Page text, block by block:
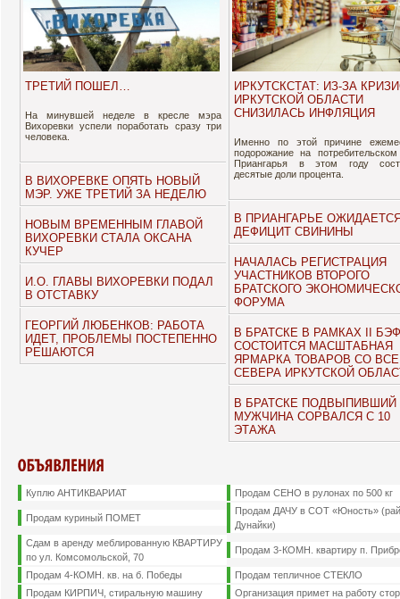
ТРЕТИЙ ПОШЕЛ…
На минувшей неделе в кресле мэра
Вихоревки успели поработать сразу три
человека.
В ВИХОРЕВКЕ ОПЯТЬ НОВЫЙ
МЭР. УЖЕ ТРЕТИЙ ЗА НЕДЕЛЮ
НОВЫМ ВРЕМЕННЫМ ГЛАВОЙ
ВИХОРЕВКИ СТАЛА ОКСАНА
КУЧЕР
И.О. ГЛАВЫ ВИХОРЕВКИ ПОДАЛ
В ОТСТАВКУ
ГЕОРГИЙ ЛЮБЕНКОВ: РАБОТА
ИДЕТ, ПРОБЛЕМЫ ПОСТЕПЕННО
РЕШАЮТСЯ
ИРКУТСКСТАТ: ИЗ-ЗА
ИРКУТСКОЙ ОБЛАСТИ
СНИЗИЛАСЬ ИНФЛЯЦИЯ
Именно по этой причине
подорожание на
Приангарья в этом году
десятые доли процента.
В ПРИАНГАРЬЕ
ДЕФИЦИТ СВИНИНЫ
НАЧАЛАСЬ РЕГИСТРАЦИЯ
УЧАСТНИКОВ ВТОРОГО
БРАТСКОГО
ФОРУМА
В БРАТСКЕ В РАМКАХ II
СОСТОИТСЯ МАСШТАБНАЯ
ЯРМАРКА ТОВАРОВ СО
СЕВЕРА ИРКУТСКОЙ
В БРАТСКЕ ПОДВЫПИВШИЙ
МУЖЧИНА СОРВАЛСЯ С 10
ЭТАЖА
Куплю АНТИКВАРИАТ Продам СЕНО в рулонах по 500 кг
Продам куриный ПОМЕТ
Продам ДАЧУ в СОТ «Юность»
Дунайки)
Сдам в аренду меблированную КВАРТИРУ
по ул. Комсомольской, 70
Продам 3-КОМН. квартиру п.
Продам 4-КОМН. кв. на б. Победы
Продам тепличное СТЕКЛО
Продам КИРПИЧ, стиральную машину
Организация примет на работу